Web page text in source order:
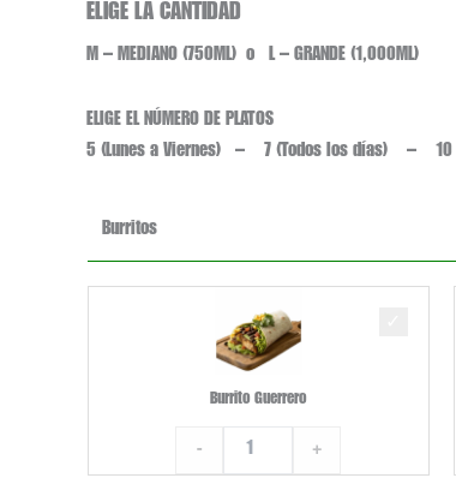
ELIGE LA CANTIDAD
M – MEDIANO (750ML) o L – GRANDE (1,000ML)
ELIGE EL NÚMERO DE PLATOS
5 (Lunes a Viernes) – 7 (Todos los días) – 10
Burritos
Burrito Guerrero
-
Guerrero
cantidad
+
ELIGE
CANTIDAD